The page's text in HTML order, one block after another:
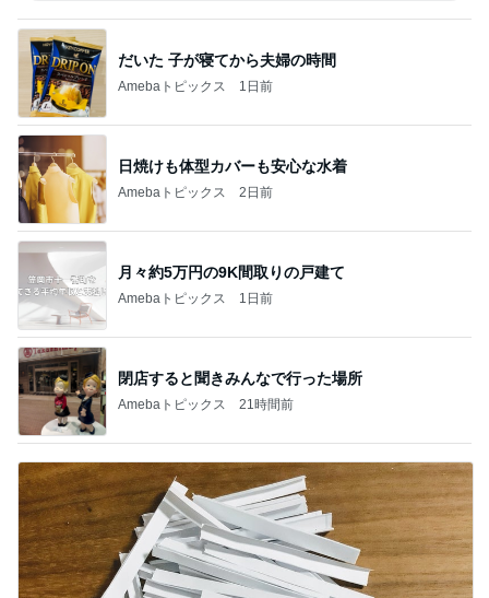
だいた 子が寝てから夫婦の時間
Amebaトピックス 1日前
日焼けも体型カバーも安心な水着
Amebaトピックス 2日前
月々約5万円の9K間取りの戸建て
Amebaトピックス 1日前
閉店すると聞きみんなで行った場所
Amebaトピックス 21時間前